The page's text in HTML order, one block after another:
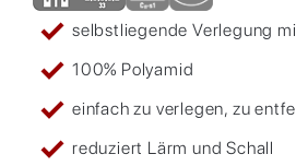
selbstliegende Verlegung
100% Polyamid
einfach zu verlegen, zu
reduziert Lärm und Schall